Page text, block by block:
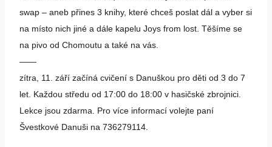
swap – aneb přines 3 knihy, které chceš poslat dál a vyber si
na místo nich jiné a dále kapelu Joys from lost. Těšíme se
na pivo od Chomoutu a také na vás.
——
zítra, 11. září začíná cvičení s Danuškou pro děti od 3 do 7
let. Každou středu od 17:00 do 18:00 v hasičské zbrojnici.
Lekce jsou zdarma. Pro více informací volejte paní
Švestkové Danuši na 736279114.